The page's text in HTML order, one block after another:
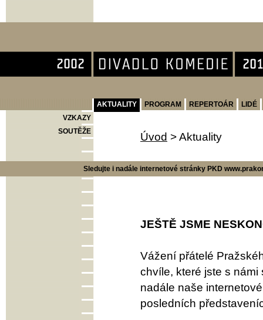
AKTUALITY PROGRAM REPERTOÁR
LIDÉ
VZKAZY
SOUTĚŽE
Úvod >Aktuality
JEŠTĚ JSME
Vážení přátelé
chvíle, které jste s
nadále naše
posledních
Sledujte i nadále internetové stránky PKD